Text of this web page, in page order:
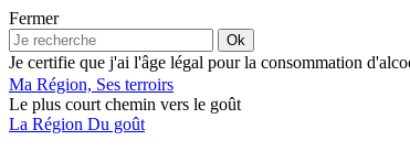
Fermer
Ok
Je certifie que j'ai l'âge légal pour la consommation
Ma Région, Ses terroirs
Le plus court chemin vers le goût
La Région Du goût